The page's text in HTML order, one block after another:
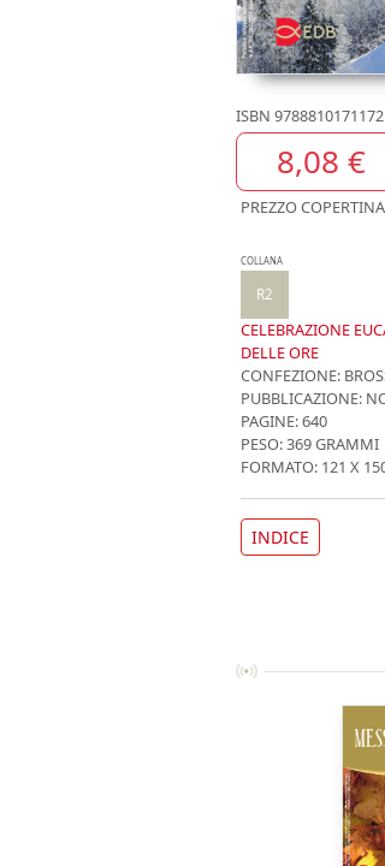
ISBN 9788810171172
8,08 €
PREZZO
COLLANA
R2
CELEBRAZIONE
DELLE ORE
CONFEZIONE:
PUBBLICAZIONE:
PAGINE: 640
PESO: 369 GRAMMI
FORMATO: 121 X
INDICE